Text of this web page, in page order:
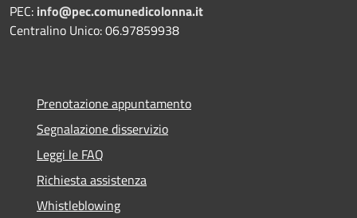
PEC: info@pec.comunedicolonna.it
Centralino Unico: 06.97859938
Prenotazione appuntamento
Segnalazione disservizio
Leggi le FAQ
Richiesta assistenza
Whistleblowing